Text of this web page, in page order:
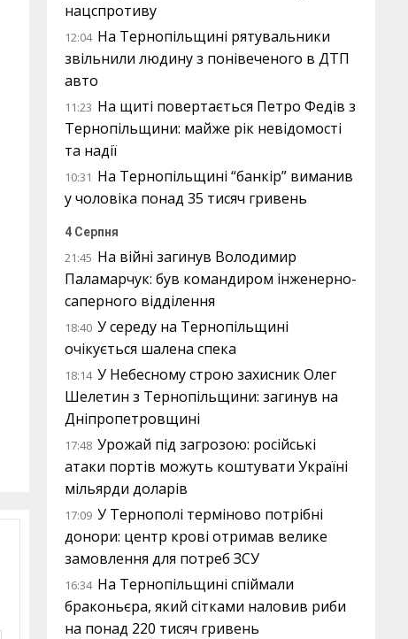
нацспротиву
12:04 На Тернопільщині рятувальники
звільнили людину з понівеченого в ДТП
авто
11:23 На щиті повертається Петро Федів з
Тернопільщини: майже рік невідомості
та надії
10:31 На Тернопільщині “банкір” виманив
у чоловіка понад 35 тисяч гривень
4 Серпня
21:45 На війні загинув Володимир
Паламарчук: був командиром інженерно-
саперного відділення
18:40 У середу на Тернопільщині
очікується шалена спека
18:14 У Небесному строю захисник Олег
Шелетин з Тернопільщини: загинув на
Дніпропетровщині
17:48 Урожай під загрозою: російські
атаки портів можуть коштувати Україні
мільярди доларів
17:09 У Тернополі терміново потрібні
донори: центр крові отримав велике
замовлення для потреб ЗСУ
16:34 На Тернопільщині спіймали
браконьєра, який сітками наловив риби
на понад 220 тисяч гривень